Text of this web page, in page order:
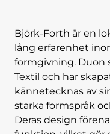
Björk-Forth är en
lång erfarenhet
formgivning. Duon
Textil och har
kännetecknas av
starka formspråk
Deras design